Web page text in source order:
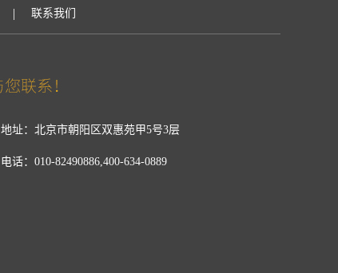
| 联系我们
地址：北京市朝阳区双惠苑甲5号3层
电话：010-82490886,400-634-0889